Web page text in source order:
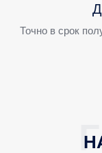
Точно в срок